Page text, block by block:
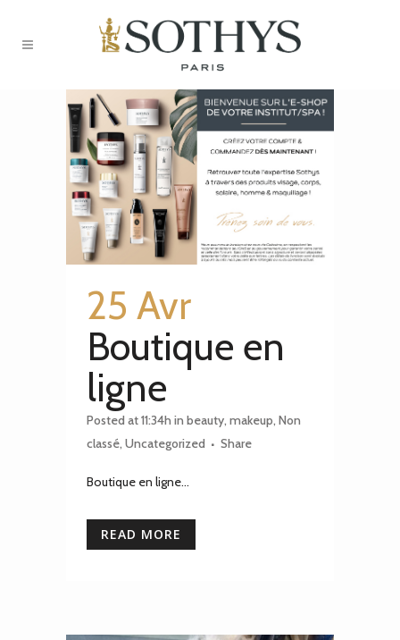
25 Avr
Boutique en
ligne
Posted at 11:34h in beauty, makeup, Non
classé, Uncategorized Share
Boutique en ligne...
READ MORE